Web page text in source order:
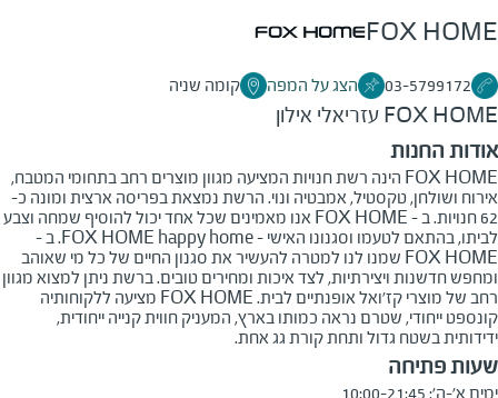
FOX HOME
03-5799172 הצג על המפה קומה שניה
FOX HOME עזריאלי אילון
אודות החנות
FOX HOME הינה רשת חנויות המציעה מגוון מוצרים רחב בתחומי המטבח,
אירוח ושולחן, טקסטיל, אמבטיה ונוי. הרשת נמצאת בפריסה ארצית ומונה כ-
62 חנויות. ב - FOX HOME אנו מאמינים שכל אחד יכול להוסיף שמחה וצבע
לביתו, בהתאם לטעמו וסגנונו האישי - FOX HOME happy home. ב -
FOX HOME שמנו לנו למטרה להעשיר את סגנון החיים של כל מי שאוהב
ומחפש חדשנות ויצירתיות, לצד איכות ומחירים טובים. ברשת ניתן למצוא מגוון
רחב של מוצרי קז'ואל אופנתיים לבית. FOX HOME מציעה ללקוחותיה
קונספט ייחודי, שטרם נראה כמותו בארץ, המעניק חווית קנייה ייחודית,
ידידותית בשטח גדול ותחת קורת גג אחת.
שעות פתיחה